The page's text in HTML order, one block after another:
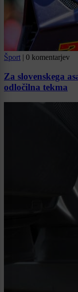
Šport | 0 komentarjev
Za slovenskega
odločilna tekma